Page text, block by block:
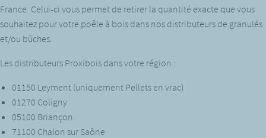
France. Celui-ci vous permet de retirer la quantité exacte que vous
souhaitez pour votre poêle à bois dans nos distributeurs de granulés
et/ou bûches.
Les distributeurs Proxibois dans votre région :
01150 Leyment (uniquement Pellets en vrac)
01270 Coligny
05100 Briançon
71100 Chalon sur Saône